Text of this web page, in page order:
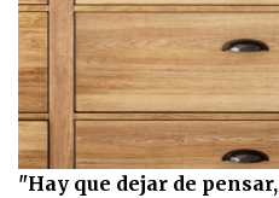
"Hay que dejar de